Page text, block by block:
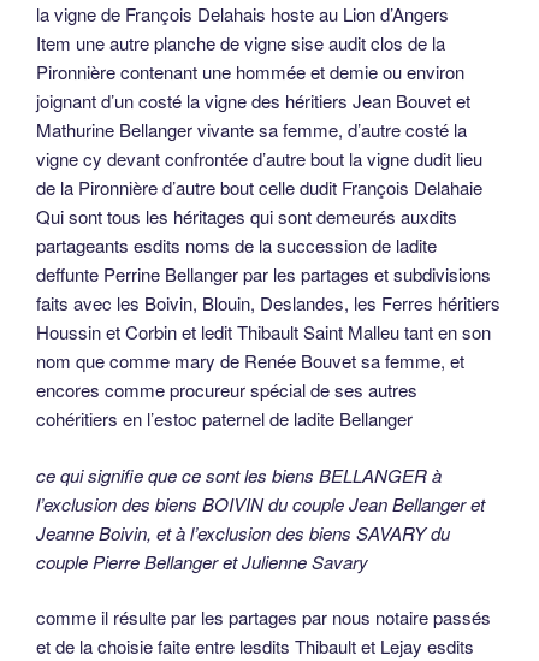
la vigne de François Delahais hoste au Lion d’Angers
Item une autre planche de vigne sise audit clos de la
Pironnière contenant une hommée et demie ou environ
joignant d’un costé la vigne des héritiers Jean Bouvet et
Mathurine Bellanger vivante sa femme, d’autre costé la
vigne cy devant confrontée d’autre bout la vigne dudit lieu
de la Pironnière d’autre bout celle dudit François Delahaie
Qui sont tous les héritages qui sont demeurés auxdits
partageants esdits noms de la succession de ladite
deffunte Perrine Bellanger par les partages et subdivisions
faits avec les Boivin, Blouin, Deslandes, les Ferres héritiers
Houssin et Corbin et ledit Thibault Saint Malleu tant en son
nom que comme mary de Renée Bouvet sa femme, et
encores comme procureur spécial de ses autres
cohéritiers en l’estoc paternel de ladite Bellanger
ce qui signifie que ce sont les biens BELLANGER à
l’exclusion des biens BOIVIN du couple Jean Bellanger et
Jeanne Boivin, et à l’exclusion des biens SAVARY du
couple Pierre Bellanger et Julienne Savary
comme il résulte par les partages par nous notaire passés
et de la choisie faite entre lesdits Thibault et Lejay esdits